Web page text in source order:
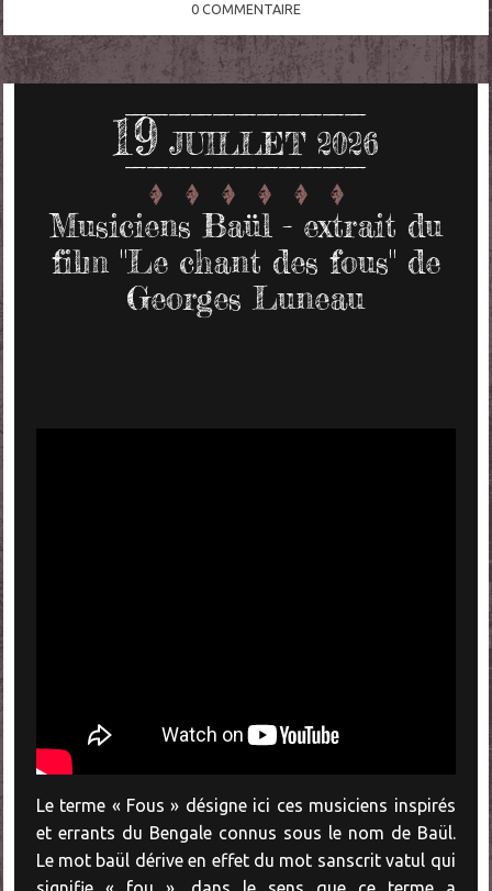
0 COMMENTAIRE
19 JUILLET 2026
Musiciens Baül - extrait du
film "Le chant des fous" de
Georges Luneau
Le terme « Fous » désigne ici ces musiciens inspirés
et errants du Bengale connus sous le nom de Baül.
Le mot baül dérive en effet du mot sanscrit vatul qui